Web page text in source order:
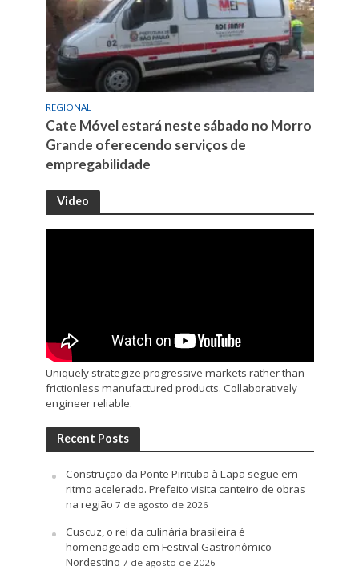
REGIONAL
Cate Móvel estará neste sábado no Morro
Grande oferecendo serviços de
empregabilidade
Video
Uniquely strategize progressive markets rather than
frictionless manufactured products. Collaboratively
engineer reliable.
Recent Posts
Construção da Ponte Pirituba à Lapa segue em
ritmo acelerado. Prefeito visita canteiro de obras
na região 7 de agosto de 2026
Cuscuz, o rei da culinária brasileira é
homenageado em Festival Gastronômico
Nordestino 7 de agosto de 2026